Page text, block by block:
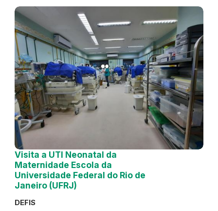
Visita a UTI Neonatal da
Maternidade Escola da
Universidade Federal do Rio de
Janeiro (UFRJ)
DEFIS